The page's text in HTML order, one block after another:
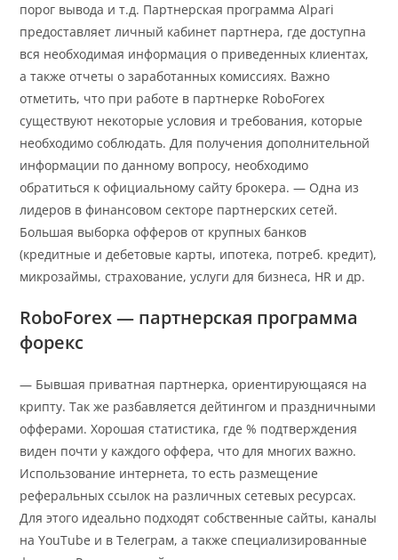
порог вывода и т.д. Партнерская программа Alpari
предоставляет личный кабинет партнера, где доступна
вся необходимая информация о приведенных клиентах,
а также отчеты о заработанных комиссиях. Важно
отметить, что при работе в партнерке RoboForex
существуют некоторые условия и требования, которые
необходимо соблюдать. Для получения дополнительной
информации по данному вопросу, необходимо
обратиться к официальному сайту брокера. — Одна из
лидеров в финансовом секторе партнерских сетей.
Большая выборка офферов от крупных банков
(кредитные и дебетовые карты, ипотека, потреб. кредит),
микрозаймы, страхование, услуги для бизнеса, HR и др.
RoboForex — партнерская программа
форекс
— Бывшая приватная партнерка, ориентирующаяся на
крипту. Так же разбавляется дейтингом и праздничными
офферами. Хорошая статистика, где % подтверждения
виден почти у каждого оффера, что для многих важно.
Использование интернета, то есть размещение
реферальных ссылок на различных сетевых ресурсах.
Для этого идеально подходят собственные сайты, каналы
на YouTube и в Телеграм, а также специализированные